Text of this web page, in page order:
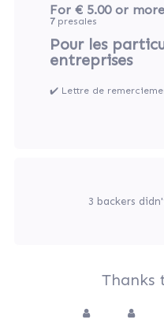
For € 5.00 or more
7presales
Pour les
entreprises
✔️ Lettre de
3 backers
Thanks